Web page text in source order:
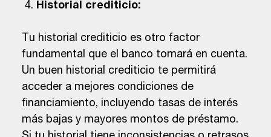
Historial crediticio:
Tu historial crediticio es otro factor
fundamental que el banco tomará en cuenta.
Un buen historial crediticio te permitirá
acceder a mejores condiciones de
financiamiento, incluyendo tasas de interés
más bajas y mayores montos de préstamo.